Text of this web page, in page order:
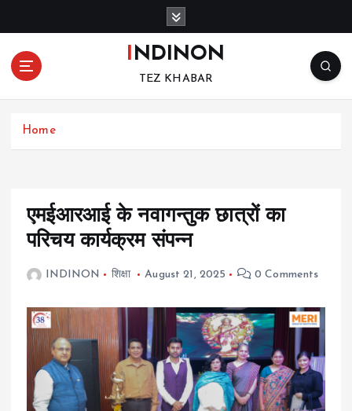
o
INDINON
TEZ KHABAR
Home
एमईआरआई के नवागन्तुक छात्रों का
परिचय कार्यक्रम संपन्न
INDINON शिक्षा August 21, 2025 0 Comments